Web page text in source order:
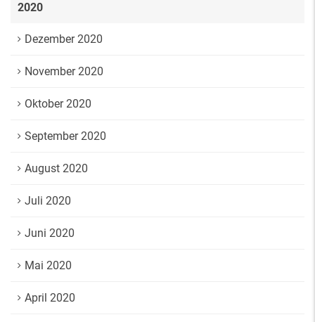
2020
Dezember 2020
November 2020
Oktober 2020
September 2020
August 2020
Juli 2020
Juni 2020
Mai 2020
April 2020